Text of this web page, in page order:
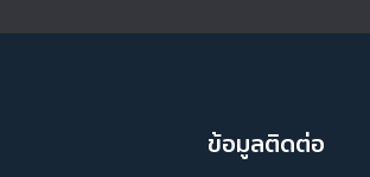
ข้อมูลติดต่อ